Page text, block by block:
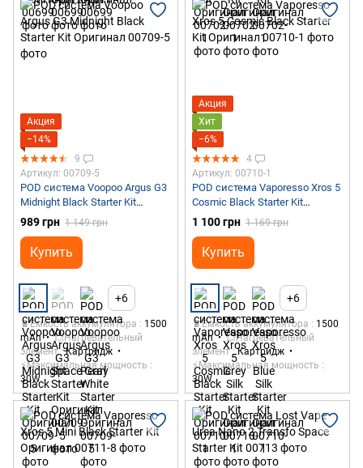
Акция
−14%
9
Артикул: 00709-5
POD система Voopoo Argus G3
Midnight Black Starter Kit
Оригинал
989 грн 1 149 грн
Купить
+6
🔋Емкость аккумулятора
1500
mAh
💥Нагревательный
элемент Картридж
⚡Максимальная мощность
30W
Акция
Хит
−6%
4
Артикул: 00710-1
POD система Vaporesso Xros 5
Cosmic Black Starter Kit
Оригинал
1 100 грн 1 169 грн
Купить
+6
🔋Емкость аккумулятора
1500
mAh
💥Нагревательный
элемент Картридж
⚡Максимальная мощность
30W